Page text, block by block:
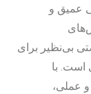
عمیق و
بی‌نظیر برای
است. با
عملی،